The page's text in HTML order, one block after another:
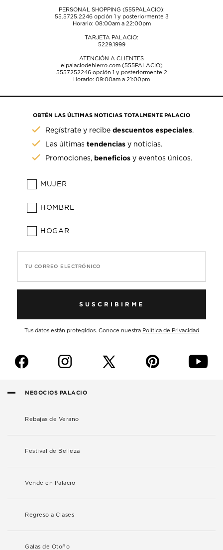
PERSONAL SHOPPING (555PALACIO):
55.5725.2246opción 1 y posteriormente 3
Horario: 08:00am a 22:00pm
TARJETA PALACIO:
5229.1999
ATENCIÓN A CLIENTES
elpalaciodehierro.com (555PALACIO)
5557252246opción 1 y posteriormente 2
Horario: 09:00am a 21:00pm
OBTÉN LAS ÚLTIMAS NOTICIAS TOTALMENTE PALACIO
Regístrate y recibedescuentos especiales.
Las últimastendencias y noticias.
Promociones, beneficios y eventos únicos.
MUJER
HOMBRE
HOGAR
TU CORREO ELECTRÓNICO
SUSCRIBIRME
Tus datos están protegidos. Conoce nuestra Política de Privacidad
f i p y
NEGOCIOS PALACIO
Rebajas de Verano
Festival de Belleza
Vende en Palacio
Regreso a Clases
Galas de Otoño